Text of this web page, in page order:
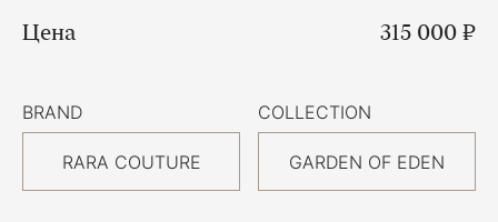
Цена 315 000 ₽
BRAND
RARA COUTURE
COLLECTION
GARDEN OF EDEN